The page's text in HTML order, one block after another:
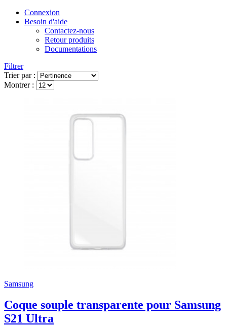
Connexion
Besoin d'aide
Contactez-nous
Retour produits
Documentations
Filtrer
Trier par :
Montrer :
Samsung
Coque souple transparente pour Samsung
S21 Ultra